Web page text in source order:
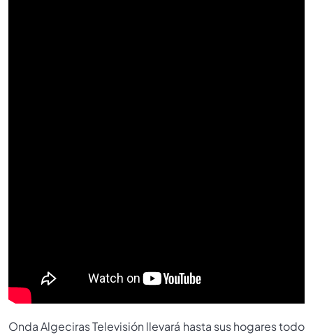
Onda Algeciras Televisión llevará hasta sus hogares todo